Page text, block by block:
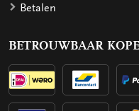
Betalen
BETROUWBAAR